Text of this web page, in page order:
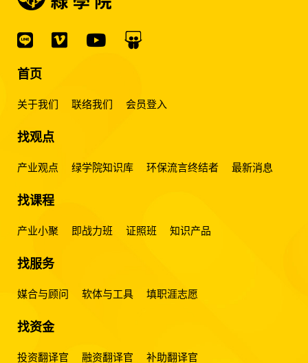
首页
关于我们 联络我们 会员登入
找观点
产业观点 绿学院知识库 环保流言终结者 最新消息
找课程
产业小聚 即战力班 证照班 知识产品
找服务
媒合与顾问 软体与工具 填职涯志愿
找资金
投资翻译官 融资翻译官 补助翻译官